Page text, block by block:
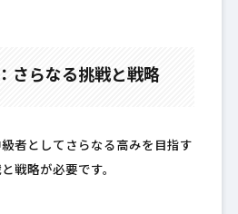
さらなる挑戦と戦略
者としてさらなる高みを目指す
戦略が必要です。